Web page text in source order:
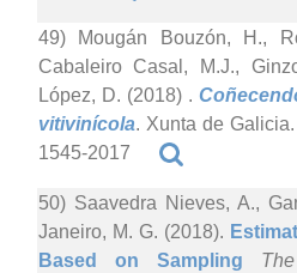
49) Mougán Bouzón, H.,
Cabaleiro Casal, M.J.,
López, D. (2018) .
vitivinícola. Xunta de
1545-2017
50) Saavedra Nieves, A.,
Janeiro, M. G. (2018).
Based on Sampling